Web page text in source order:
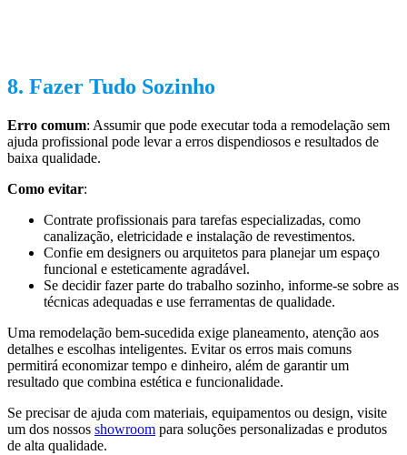
8. Fazer Tudo Sozinho
Erro comum: Assumir que pode executar toda a remodelação sem
ajuda profissional pode levar a erros dispendiosos e resultados de
baixa qualidade.
Como evitar:
Contrate profissionais para tarefas especializadas, como
canalização, eletricidade e instalação de revestimentos.
Confie em designers ou arquitetos para planejar um espaço
funcional e esteticamente agradável.
Se decidir fazer parte do trabalho sozinho, informe-se sobre as
técnicas adequadas e use ferramentas de qualidade.
Uma remodelação bem-sucedida exige planeamento, atenção aos
detalhes e escolhas inteligentes. Evitar os erros mais comuns
permitirá economizar tempo e dinheiro, além de garantir um
resultado que combina estética e funcionalidade.
Se precisar de ajuda com materiais, equipamentos ou design, visite
um dos nossos showroom para soluções personalizadas e produtos
de alta qualidade.